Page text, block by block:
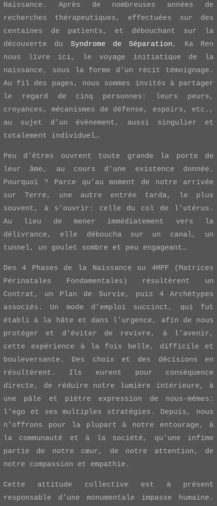
Naissance. Après de nombreuses années de
recherches thérapeutiques, effectuées sur des
centaines de patients, et débouchant sur la
découverte du Syndrome de Séparation, Ka Ren
nous livre ici, le voyage initiatique de la
naissance, sous la forme d’un récit témoignage.
Au fil des pages, nous sommes invités à partager
le regard de cinq personnes: leurs peurs,
croyances, mécanismes de défense, espoirs, etc.,
au sujet d’un évènement, aussi singulier et
totalement individuel…
Peu d’êtres ouvrent toute grande la porte de
leur âme, au cours d’une existence donnée.
Pourquoi ? Parce qu’au moment de notre arrivée
sur Terre, une autre entrée tarda, le plus
souvent, à s’ouvrir: celle du col de l’utérus.
Au lieu de mener immédiatement vers la
délivrance, elle déboucha sur un canal, un
tunnel, un goulet sombre et peu engageant…
Des 4 Phases de la Naissance ou 4MPF (Matrices
Périnatales Fondamentales) résultèrent un
Contrat, un Plan de Survie, puis 4 Archétypes
associés. Un mode d’emploi succinct, qui fut
établi à la hâte et dans l’urgence, afin de nous
protéger et d’éviter de revivre, à l’avenir,
cette expérience à la fois belle, difficile et
bouleversante. Des choix et des décisions en
résultèrent. Ils eurent pour conséquence
directe, de réduire notre lumière intérieure, à
une pâle et piètre expression de nous-mêmes:
l’ego et ses multiples stratégies. Depuis, nous
n’offrons pour la plupart à notre entourage, à
la communauté et à la société, qu’une infime
partie de notre cœur, de notre attention, de
notre compassion et empathie.
Cette attitude collective est à présent
responsable d’une monumentale impasse humaine.